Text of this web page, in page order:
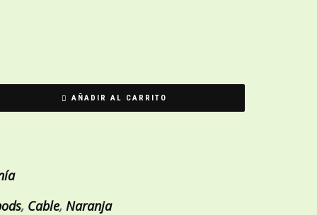
AÑADIR AL CARRITO
, Cable, Naranja